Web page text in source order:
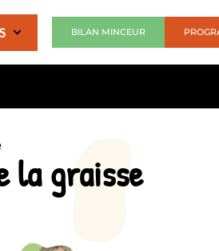
BILAN MINCEUR
la graisse